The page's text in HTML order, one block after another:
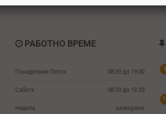
РАБОТНО ВРЕМЕ
Понеделник-Петок: 08:30 до 19:00
Сабота: 08:30 до 13:30
Недела: затворено